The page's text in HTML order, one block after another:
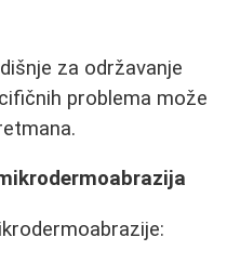
za održavanje
problema može